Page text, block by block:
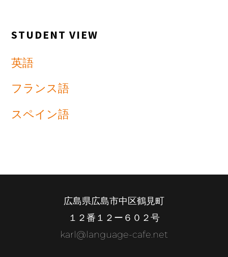
STUDENT VIEW
英語
フランス語
スペイン語
広島県広島市中区鶴見町
１２番１２ー６０２号
karl@language-cafe.net